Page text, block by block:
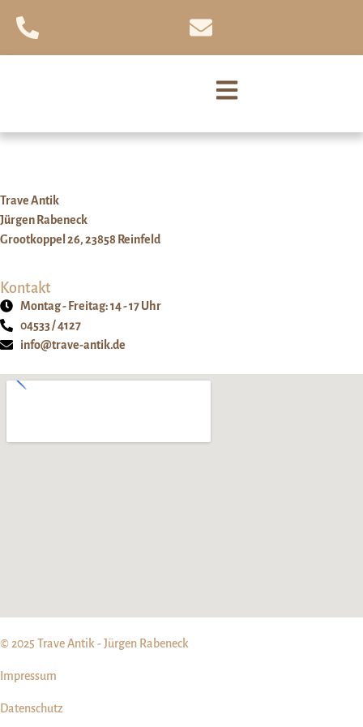
Trave Antik
Jürgen Rabeneck
Grootkoppel 26, 23858 Reinfeld
Kontakt
Montag - Freitag: 14 - 17 Uhr
04533 / 4127
info@trave-antik.de
© 2025 Trave Antik - Jürgen Rabeneck
Impressum
Datenschutz